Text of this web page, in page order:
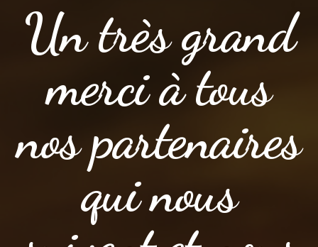
Un très grand
merci à tous
nos partenaires
qui nous